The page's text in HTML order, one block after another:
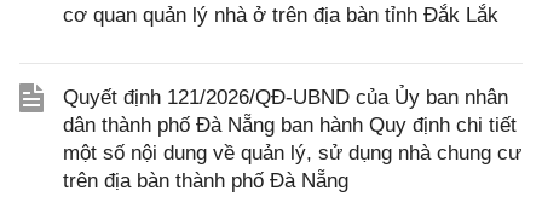
cơ quan quản lý nhà ở trên địa bàn tỉnh Đắk Lắk
Quyết định 121/2026/QĐ-UBND của Ủy ban nhân
dân thành phố Đà Nẵng ban hành Quy định chi tiết
một số nội dung về quản lý, sử dụng nhà chung cư
trên địa bàn thành phố Đà Nẵng